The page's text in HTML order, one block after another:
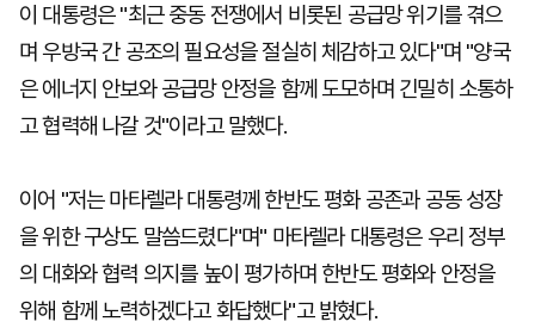
이 대통령은 "최근 중동 전쟁에서 비롯된 공급망 위기를 겪으
며 우방국 간 공조의 필요성을 절실히 체감하고 있다"며 "양국
은 에너지 안보와 공급망 안정을 함께 도모하며 긴밀히 소통하
고 협력해 나갈 것"이라고 말했다.
이어 "저는 마타렐라 대통령께 한반도 평화 공존과 공동 성장
을 위한 구상도 말씀드렸다"며" 마타렐라 대통령은 우리 정부
의 대화와 협력 의지를 높이 평가하며 한반도 평화와 안정을
위해 함께 노력하겠다고 화답했다"고 밝혔다.